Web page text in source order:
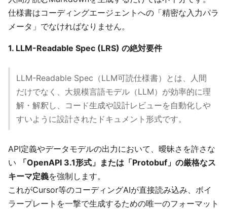
仕様書はコーディングエージェントへの「精密な入力パラ
メータ」でなければなりません。
1. LLM-Readable Spec (LRS) の絶対要件
LLM-Readable Spec（LLM可読仕様書）とは、人間
だけでなく、大規模言語モデル（LLM）が効率的に理
解・解釈し、コード生成や設計レビューを自動化しや
すいように設計されたドキュメント形式です。
API定義やデータモデルの出力において、曖昧さを許さな
い
「OpenAPI 3.1形式」または「Protobuf」の厳格なス
キーマ定義を強制します。
これがCursor等のコーディングAIが直接読み込み、ボイ
ラープレートを一撃で生成するための唯一のフォーマット